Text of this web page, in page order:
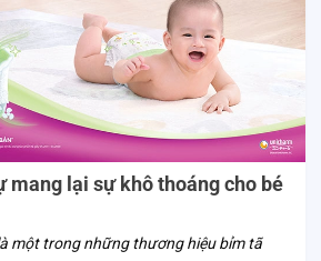
mang lại sự khô thoáng cho bé
một trong những thương hiệu bỉm tã